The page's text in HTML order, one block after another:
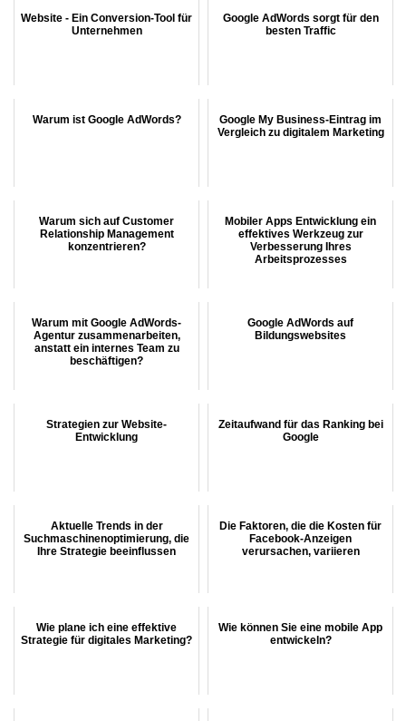
Website - Ein Conversion-Tool für
Unternehmen
Google AdWords sorgt für den
besten Traffic
Warum ist Google AdWords?
Google My Business-Eintrag im
Vergleich zu digitalem Marketing
Warum sich auf Customer
Relationship Management
konzentrieren?
Mobiler Apps Entwicklung ein
effektives Werkzeug zur
Verbesserung Ihres
Arbeitsprozesses
Warum mit Google AdWords-
Agentur zusammenarbeiten,
anstatt ein internes Team zu
beschäftigen?
Google AdWords auf
Bildungswebsites
Strategien zur Website-
Entwicklung
Zeitaufwand für das Ranking bei
Google
Aktuelle Trends in der
Suchmaschinenoptimierung, die
Ihre Strategie beeinflussen
Die Faktoren, die die Kosten für
Facebook-Anzeigen
verursachen, variieren
Wie plane ich eine effektive
Strategie für digitales Marketing?
Wie können Sie eine mobile App
entwickeln?